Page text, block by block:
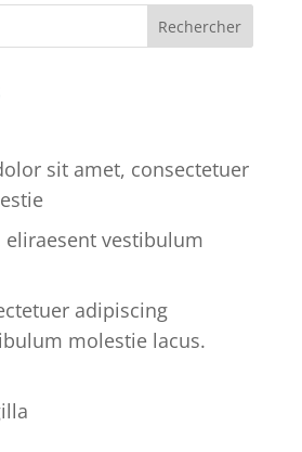
sit amet, consectetuer
vestibulum
adipiscing
molestie lacus.